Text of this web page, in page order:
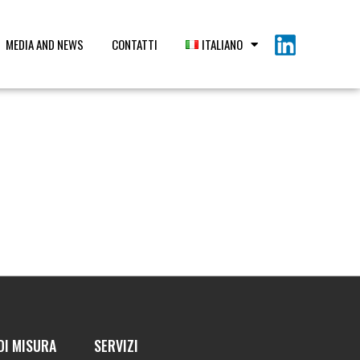
MEDIA AND NEWS CONTATTI ITALIANO
MISURA SERVIZI